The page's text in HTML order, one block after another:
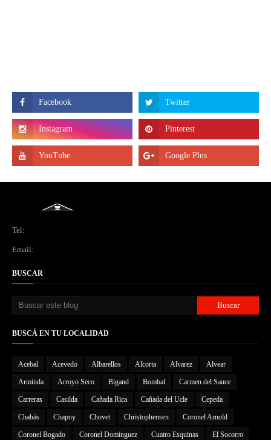
Tel:
Email:
BUSCAR
BUSCÁ EN TU LOCALIDAD
Acebal Acevedo Albarellos Alcorta Alvarez Alvear
Arminda Arroyo Seco Bigand Bombal Carmen del Sauce
Carreras Casilda Cañada Rica Cañada del Ucle Cepeda
Chabás Chapuy Chovet Christophensen Coronel Arnold
Coronel Bogado Coronel Domínguez Cuatro Esquinas El Socorro